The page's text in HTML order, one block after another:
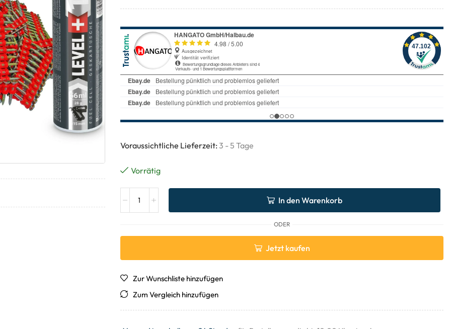
Voraussichtliche Lieferzeit: 3 - 5 Tage
Vorrätig
In den Warenkorb
ODER
Jetzt kaufen
Zur Wunschliste hinzufügen
Zum Vergleich hinzufügen